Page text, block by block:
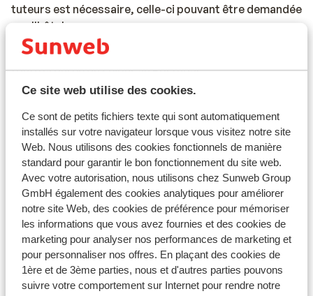
Ce site web utilise des cookies.
Ce sont de petits fichiers texte qui sont automatiquement
installés sur votre navigateur lorsque vous visitez notre site
Web. Nous utilisons des cookies fonctionnels de manière
standard pour garantir le bon fonctionnement du site web.
Avec votre autorisation, nous utilisons chez Sunweb Group
GmbH également des cookies analytiques pour améliorer
notre site Web, des cookies de préférence pour mémoriser
les informations que vous avez fournies et des cookies de
marketing pour analyser nos performances de marketing et
pour personnaliser nos offres. En plaçant des cookies de
1ère et de 3ème parties, nous et d'autres parties pouvons
suivre votre comportement sur Internet pour rendre notre
tuteurs est nécessaire, celle-ci pouvant être demandée
par l'hôtel.
Les documents de voyage doivent être valides pour
toute la durée du séjour au Portugal.
Si vous n'avez pas la nationalité belge, nous vous
conseillons de contacter l'ambassade ou le consulat.
Veuillez noter que la possession de documents de
voyage en cours de validité relève de votre
responsabilité.
Attention !
Pour le Portugal :
Chaque réservation doit inclure au moins une personne